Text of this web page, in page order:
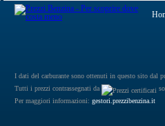
I dati del carburante sono ottenuti in questo sito dal
Tutti i prezzi contrassegnati da
Per maggiori informazioni: gestori.prezzibenzina.it